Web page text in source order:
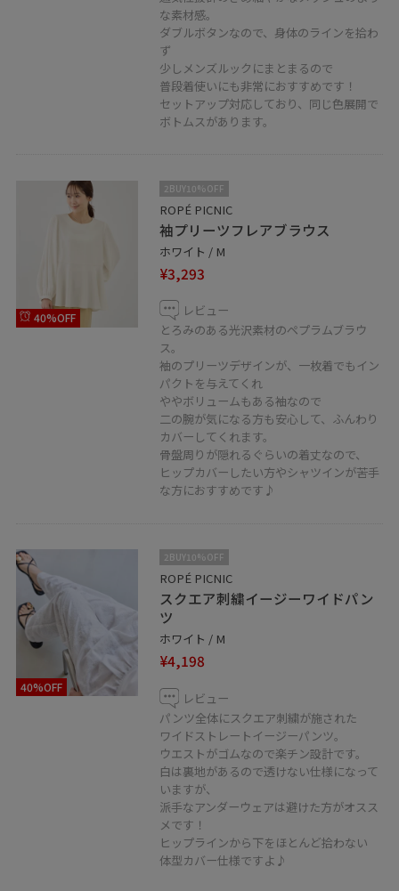
な素材感。
ダブルボタンなので、身体のラインを拾わ
ず
少しメンズルックにまとまるので
普段着使いにも非常におすすめです！
セットアップ対応しており、同じ色展開で
ボトムスがあります。
40%OFF
2BUY10%OFF
ROPÉ PICNIC
袖プリーツフレアブラウス
ホワイト / M
¥3,293
レビュー
とろみのある光沢素材のペプラムブラウ
ス。
袖のプリーツデザインが、一枚着でもイン
パクトを与えてくれ
ややボリュームもある袖なので
二の腕が気になる方も安心して、ふんわり
カバーしてくれます。
骨盤周りが隠れるぐらいの着丈なので、
ヒップカバーしたい方やシャツインが苦手
な方におすすめです♪
40%OFF
2BUY10%OFF
ROPÉ PICNIC
スクエア刺繍イージーワイドパン
ツ
ホワイト / M
¥4,198
レビュー
パンツ全体にスクエア刺繍が施された
ワイドストレートイージーパンツ。
ウエストがゴムなので楽チン設計です。
白は裏地があるので透けない仕様になって
いますが、
派手なアンダーウェアは避けた方がオスス
メです！
ヒップラインから下をほとんど拾わない
体型カバー仕様ですよ♪